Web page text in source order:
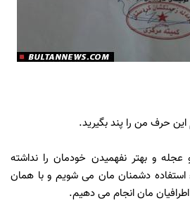
حرف من را پند بگیرید.
عجله و بهتر نفهمیدن خودمان را نداشته
دشمنان مان می شویم و با همان
اطرافیان مان انجام می دهیم.